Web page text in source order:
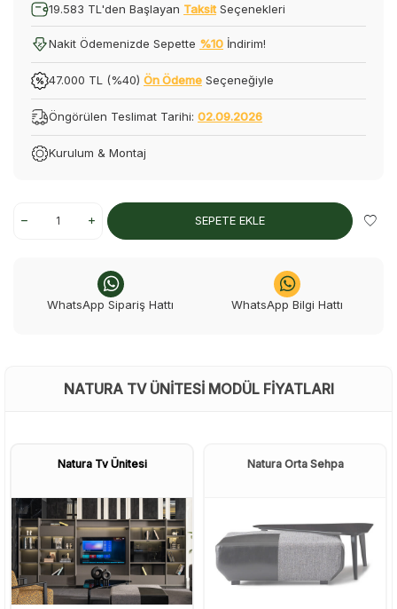
19.583 TL'den Başlayan Taksit Seçenekleri
Nakit Ödemenizde Sepette %10 İndirim!
47.000 TL (%40) Ön Ödeme Seçeneğiyle
Öngörülen Teslimat Tarihi: 02.09.2026
Kurulum & Montaj
SEPETE EKLE
WhatsApp Sipariş Hattı WhatsApp Bilgi Hattı
NATURA TV ÜNITESI MODÜL FIYATLARI
Natura Tv Ünitesi Natura Orta Sehpa